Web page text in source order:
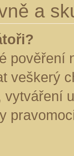
a
pověření
veškerý